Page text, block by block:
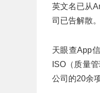
英文名已从
司已告解散。
天眼查App
ISO（质量
公司的20余